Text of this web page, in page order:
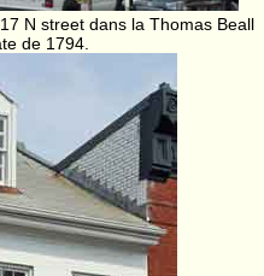
N street dans la Thomas Beall
de 1794.